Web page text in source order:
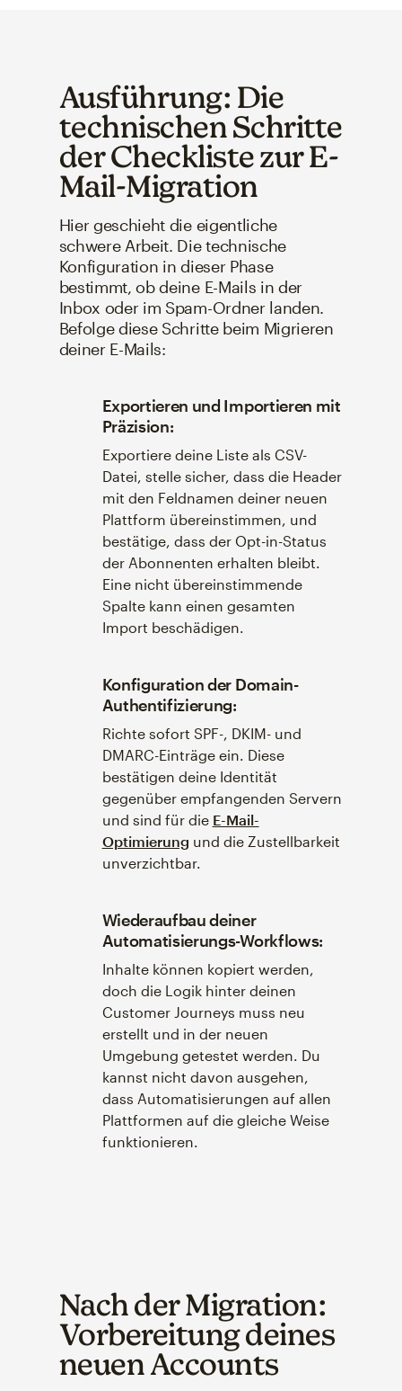
Ausführung: Die
technischen Schritte
der Checkliste zur E-
Mail-Migration
Hier geschieht die eigentliche
schwere Arbeit. Die technische
Konfiguration in dieser Phase
bestimmt, ob deine E-Mails in der
Inbox oder im Spam-Ordner landen.
Befolge diese Schritte beim Migrieren
deiner E-Mails:
Exportieren und Importieren mit
Präzision:
Exportiere deine Liste als CSV-
Datei, stelle sicher, dass die Header
mit den Feldnamen deiner neuen
Plattform übereinstimmen, und
bestätige, dass der Opt-in-Status
der Abonnenten erhalten bleibt.
Eine nicht übereinstimmende
Spalte kann einen gesamten
Import beschädigen.
Konfiguration der Domain-
Authentifizierung:
Richte sofort SPF-, DKIM- und
DMARC-Einträge ein. Diese
bestätigen deine Identität
gegenüber empfangenden Servern
und sind für die E-Mail-
Optimierung und die Zustellbarkeit
unverzichtbar.
Wiederaufbau deiner
Automatisierungs-Workflows:
Inhalte können kopiert werden,
doch die Logik hinter deinen
Customer Journeys muss neu
erstellt und in der neuen
Umgebung getestet werden. Du
kannst nicht davon ausgehen,
dass Automatisierungen auf allen
Plattformen auf die gleiche Weise
funktionieren.
Nach der Migration:
Vorbereitung deines
neuen Accounts